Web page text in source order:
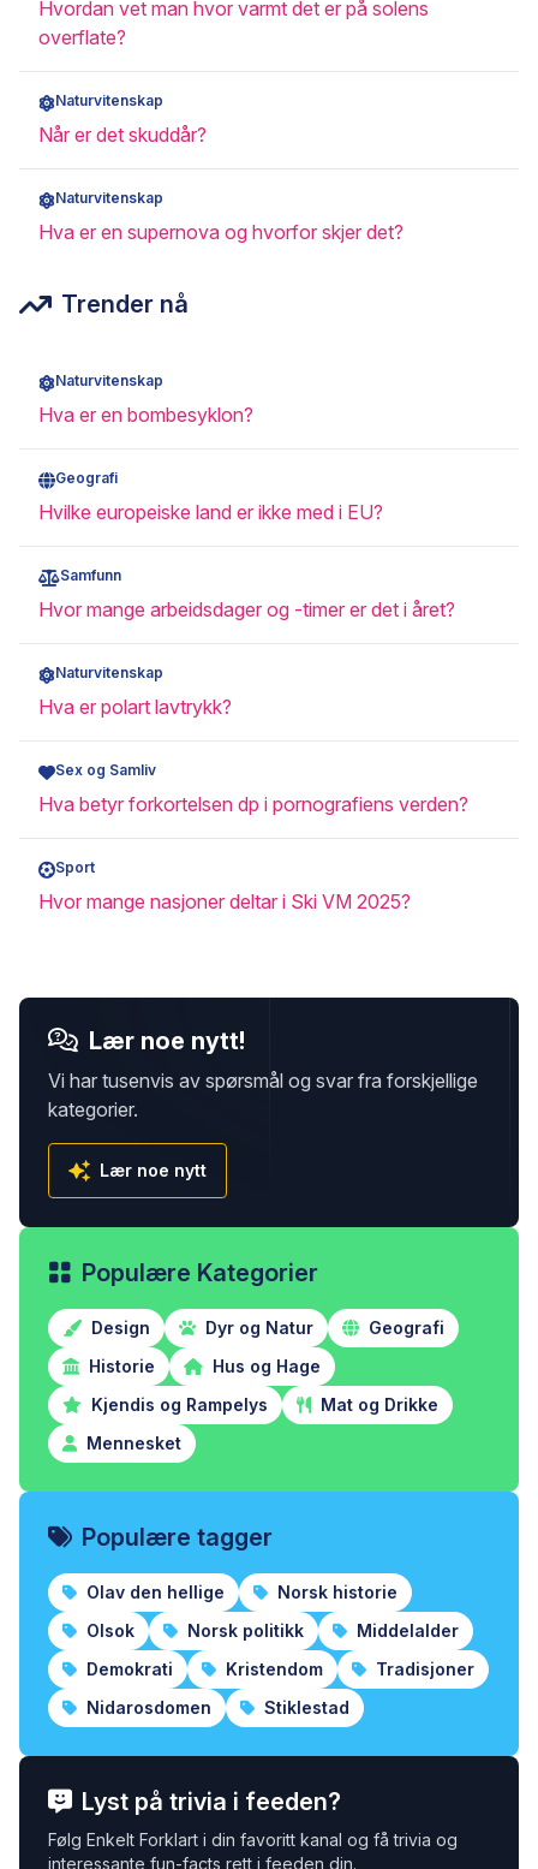
Hvordan vet man hvor varmt det er på solens
overflate?
Naturvitenskap
Når er det skuddår?
Naturvitenskap
Hva er en supernova og hvorfor skjer det?
Trender nå
Naturvitenskap
Hva er en bombesyklon?
Geografi
Hvilke europeiske land er ikke med i EU?
Samfunn
Hvor mange arbeidsdager og -timer er det i året?
Naturvitenskap
Hva er polart lavtrykk?
Sex og Samliv
Hva betyr forkortelsen dp i pornografiens verden?
Sport
Hvor mange nasjoner deltar i Ski VM 2025?
Lær noe nytt!
Vi har tusenvis av spørsmål og svar fra forskjellige
kategorier.
Lær noe nytt
Populære Kategorier
Design Dyr og Natur
Geografi
Historie
Hus og Hage
Kjendis og Rampelys
Mat og Drikke
Mennesket
Populære tagger
Olav den hellige
Norsk historie
Olsok
Norsk politikk
Middelalder
Demokrati
Kristendom
Tradisjoner
Nidarosdomen
Stiklestad
Lyst på trivia i feeden?
Følg Enkelt Forklart i din favoritt kanal og få trivia og
interessante fun-facts rett i feeden din.